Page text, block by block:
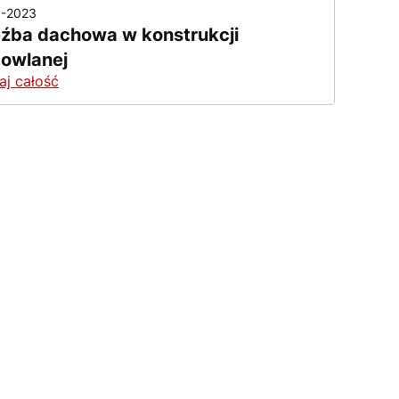
2023
dachowa w konstrukcji
całość